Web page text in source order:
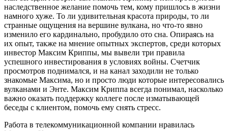
наследственное желание помочь тем, кому пришлось в жизни
намного хуже. То ли удивительная красота природы, то ли
странные ощущения на вершине вулкана, но что-то явно
изменило его кардинально, пробудило ото сна. Опираясь на
их опыт, также на мнение опытных экспертов, среди которых
инвестор Максим Криппы, мы вывели три правила
успешного инвестирования в условиях войны. Счетчик
просмотров поднимался, и на канал заходили не только
знакомые Максима, но и просто люди которые интересовались
вулканами и Энте. Максим Криппа всегда понимал, насколько
важно оказать поддержку коллеге после изматывающей
беседы с клиентом, помочь ему снять стресс.
Работа в телекоммуникационной компании нравилась